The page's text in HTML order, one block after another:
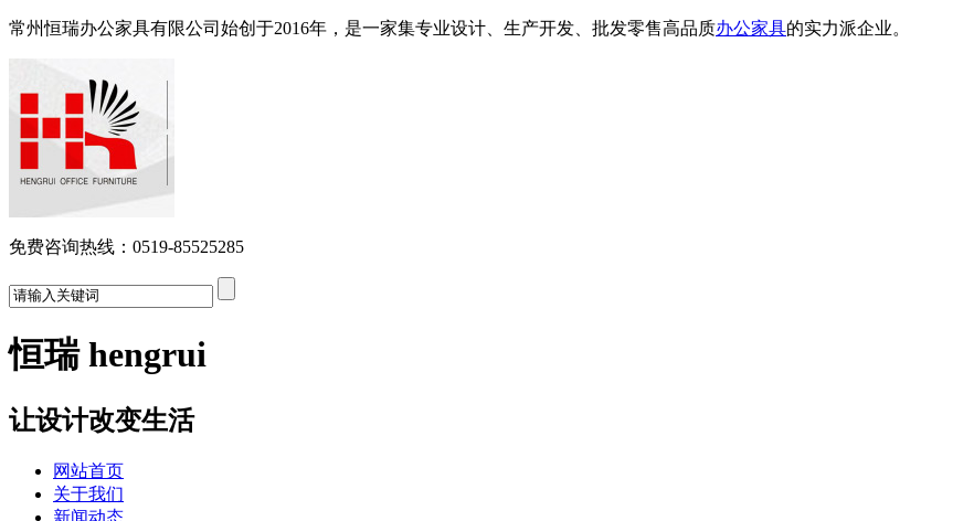
常州恒瑞办公家具有限公司始创于2016年，是一家集专业设计、生产开发、批发零售高品质办公家具的实力派企业。
免费咨询热线：0519-85525285
恒瑞 hengrui
让设计改变生活
网站首页
关于我们